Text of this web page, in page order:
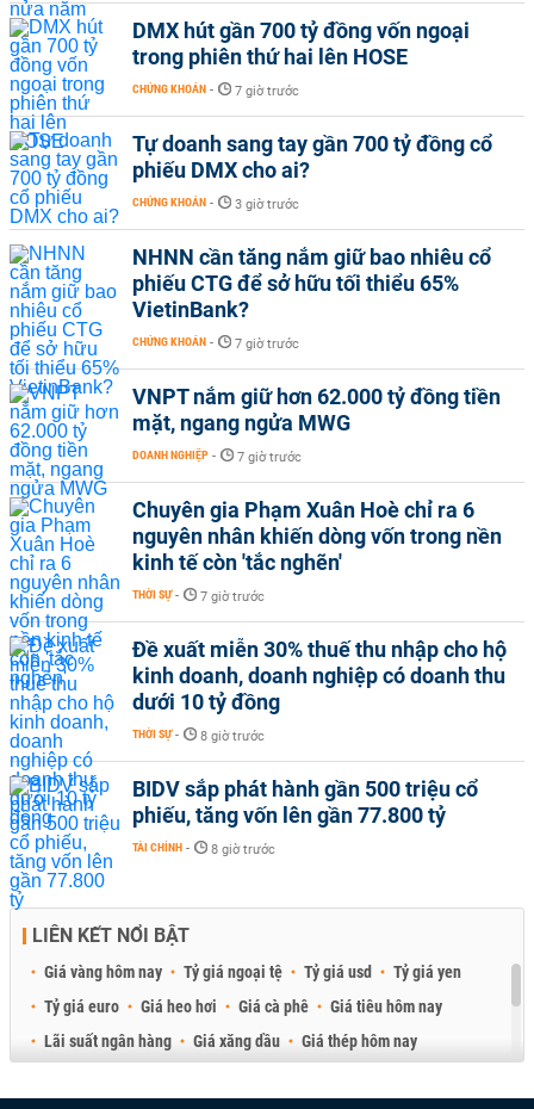
DMX hút gần 700 tỷ đồng vốn ngoại
trong phiên thứ hai lên HOSE
CHỨNG KHOÁN - 7 giờ trước
Tự doanh sang tay gần 700 tỷ đồng cổ
phiếu DMX cho ai?
CHỨNG KHOÁN - 3 giờ trước
NHNN cần tăng nắm giữ bao nhiêu cổ
phiếu CTG để sở hữu tối thiểu 65%
VietinBank?
CHỨNG KHOÁN - 7 giờ trước
VNPT nắm giữ hơn 62.000 tỷ đồng tiền
mặt, ngang ngửa MWG
DOANH NGHIỆP - 7 giờ trước
Chuyên gia Phạm Xuân Hoè chỉ ra 6
nguyên nhân khiến dòng vốn trong nền
kinh tế còn 'tắc nghẽn'
THỜI SỰ - 7 giờ trước
Đề xuất miễn 30% thuế thu nhập cho hộ
kinh doanh, doanh nghiệp có doanh thu
dưới 10 tỷ đồng
THỜI SỰ - 8 giờ trước
BIDV sắp phát hành gần 500 triệu cổ
phiếu, tăng vốn lên gần 77.800 tỷ
TÀI CHÍNH - 8 giờ trước
LIÊN KẾT NỔI BẬT
Giá vàng hôm nay Tỷ giá ngoại tệ Tỷ giá usd
Tỷ giá yen
Tỷ giá euro
Giá heo hơi Giá cà phê
Giá tiêu hôm nay
Lãi suất ngân hàng
Giá xăng dầu
Giá thép hôm nay